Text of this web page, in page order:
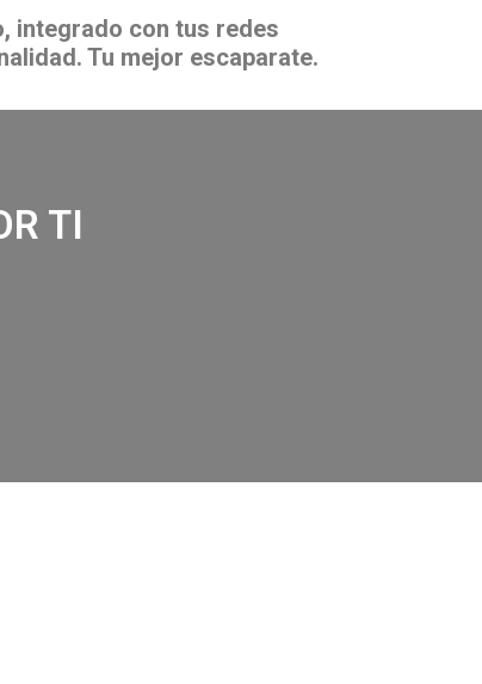
integrado con tus redes
Tu mejor escaparate.
TI